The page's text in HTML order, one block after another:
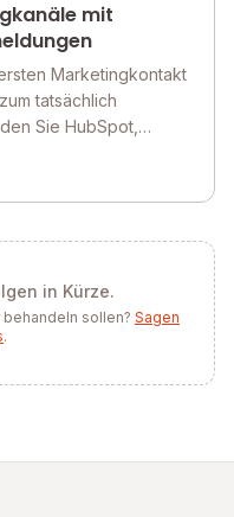
mit
Marketingkontakt
tatsächlich
Sie HubSpot,
erzielen.
in Kürze.
sollen? Sagen
.